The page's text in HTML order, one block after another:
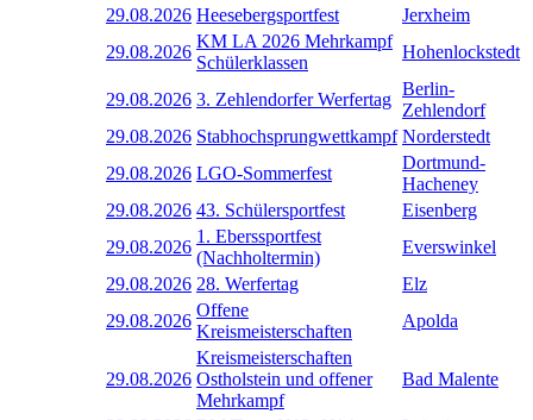
29.08.2026 Heesebergsportfest
Jerxheim
29.08.2026
KM LA 2026 Mehrkampf
Schülerklassen
Hohenlockstedt
29.08.2026 3. Zehlendorfer Werfertag
Berlin-
Zehlendorf
29.08.2026 Stabhochsprungwettkampf Norderstedt
29.08.2026 LGO-Sommerfest
Dortmund-
Hacheney
29.08.2026 43. Schülersportfest
Eisenberg
29.08.2026
1. Eberssportfest
(Nachholtermin)
Everswinkel
29.08.2026 28. Werfertag
Elz
29.08.2026
Offene
Kreismeisterschaften
Apolda
29.08.2026
Kreismeisterschaften
Ostholstein und offener
Mehrkampf
Bad Malente